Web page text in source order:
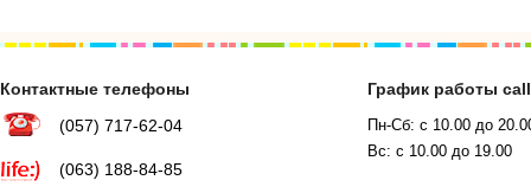
Контактные телефоны
(057) 717-62-04
(063) 188-84-85
График работы
Пн-Сб: с 10.00 до
Вс: с 10.00 до 19.00